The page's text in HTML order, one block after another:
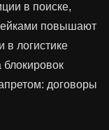
в поиске,
повышают
в логистике
договоры